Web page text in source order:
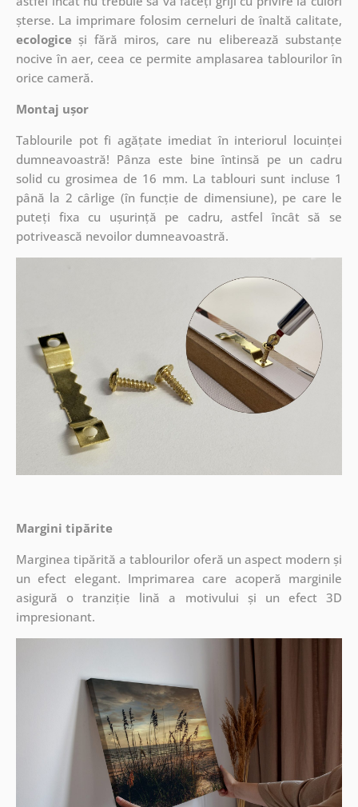
șterse. La imprimare folosim cerneluri de înaltă calitate,
ecologiceși fără miros, care nu eliberează substanțe
nocive în aer, ceea ce permite amplasarea tablourilor în
orice cameră.
Montaj ușor
Tablourile pot fi agățate imediat în interiorul locuinței
dumneavoastră! Pânza este bine întinsă pe un cadru
solid cu grosimea de 16 mm. La tablouri sunt incluse 1
până la 2 cârlige (în funcție de dimensiune), pe care le
puteți fixa cu ușurință pe cadru, astfel încât să se
potrivească nevoilor dumneavoastră.
Margini tipărite
Marginea tipărită a tablourilor oferă un aspect modern și
un efect elegant. Imprimarea care acoperă marginile
asigură o tranziție lină a motivului și un efect 3D
impresionant.